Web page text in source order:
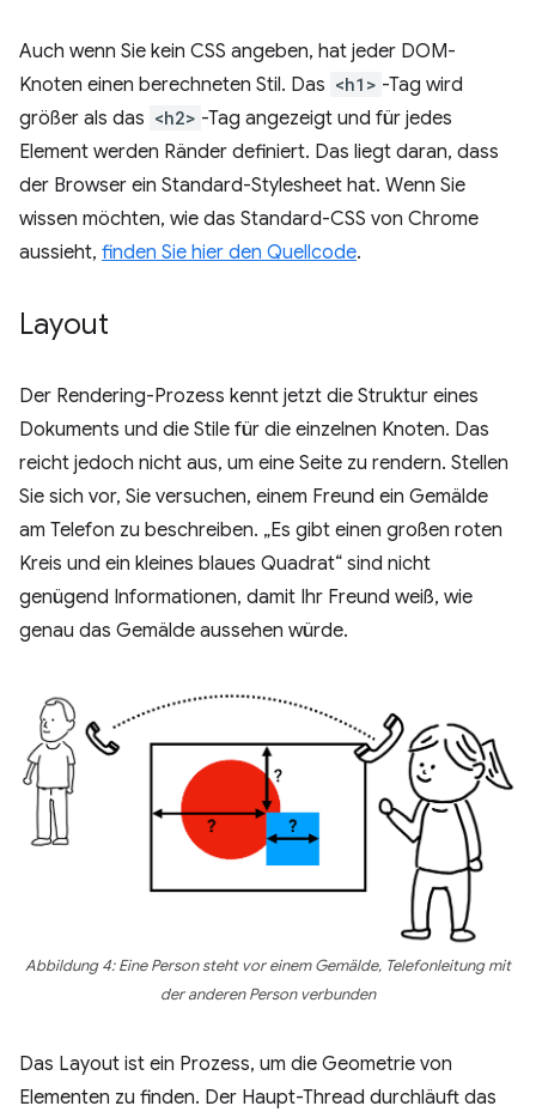
Auch wenn Sie kein CSS angeben, hat jeder DOM-
Knoten einen berechneten Stil. Das <h1> -Tag wird
größer als das <h2> -Tag angezeigt und für jedes
Element werden Ränder definiert. Das liegt daran, dass
der Browser ein Standard-Stylesheet hat. Wenn Sie
wissen möchten, wie das Standard-CSS von Chrome
aussieht, finden Sie hier den Quellcode.
Layout
Der Rendering-Prozess kennt jetzt die Struktur eines
Dokuments und die Stile für die einzelnen Knoten. Das
reicht jedoch nicht aus, um eine Seite zu rendern. Stellen
Sie sich vor, Sie versuchen, einem Freund ein Gemälde
am Telefon zu beschreiben. „Es gibt einen großen roten
Kreis und ein kleines blaues Quadrat“ sind nicht
genügend Informationen, damit Ihr Freund weiß, wie
genau das Gemälde aussehen würde.
Abbildung 4: Eine Person steht vor einem Gemälde, Telefonleitung mit
der anderen Person verbunden
Das Layout ist ein Prozess, um die Geometrie von
Elementen zu finden. Der Haupt-Thread durchläuft das